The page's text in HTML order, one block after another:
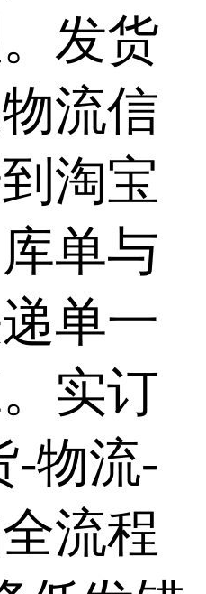
发货
流信
淘宝
单与
单一
实订
-物流-
流程